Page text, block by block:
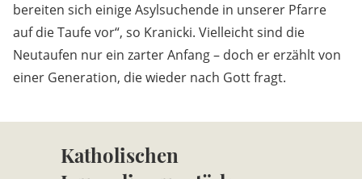
bereiten sich einige Asylsuchende in unserer Pfarre
auf die Taufe vor“, so Kranicki. Vielleicht sind die
Neutaufen nur ein zarter Anfang – doch er erzählt von
einer Generation, die wieder nach Gott fragt.
Katholischen